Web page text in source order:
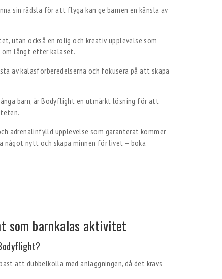
sin rädsla för att flyga kan ge barnen en känsla av
utan också en rolig och kreativ upplevelse som
långt efter kalaset.
av kalasförberedelserna och fokusera på att skapa
barn, är Bodyflight en utmärkt lösning för att
adrenalinfylld upplevelse som garanterat kommer
nytt och skapa minnen för livet – boka
som barnkalas aktivitet
att dubbelkolla med anläggningen, då det krävs